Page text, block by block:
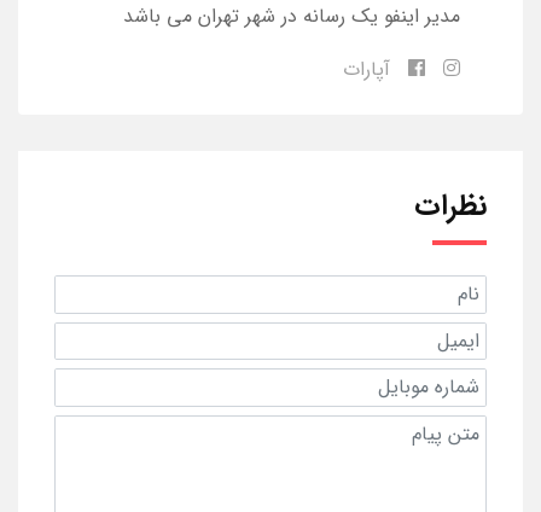
مدیر اینفو یک رسانه در شهر تهران می باشد
آپارات
نظرات